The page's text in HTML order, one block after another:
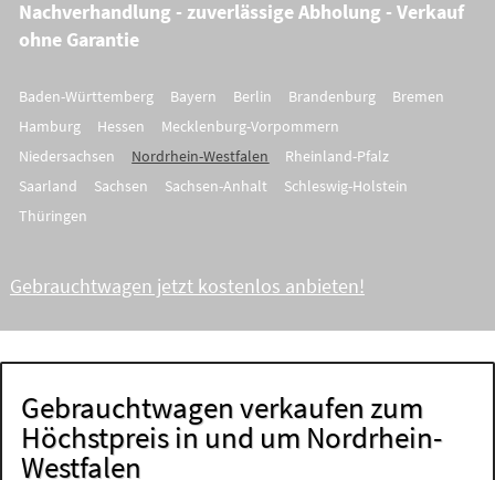
Nachverhandlung - zuverlässige Abholung - Verkauf
ohne Garantie
Baden-Württemberg Bayern Berlin Brandenburg
Bremen
Hamburg
Hessen
Mecklenburg-Vorpommern
Niedersachsen
Nordrhein-Westfalen
Rheinland-Pfalz
Saarland
Sachsen Sachsen-Anhalt
Schleswig-Holstein
Thüringen
Gebrauchtwagen jetzt kostenlos anbieten!
Gebrauchtwagen verkaufen zum
Höchstpreis in und um Nordrhein-
Westfalen